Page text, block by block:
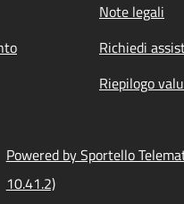
Note legali
Richiedi
Riepilogo
Powered by Sportello
10.41.2)